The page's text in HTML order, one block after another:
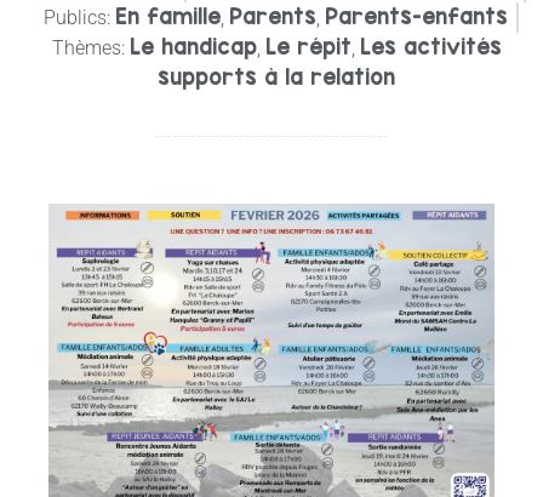
Publics: En famille, Parents Parents-enfants
Thèmes: Le handicap, Le répit Les activités
supports à la relation